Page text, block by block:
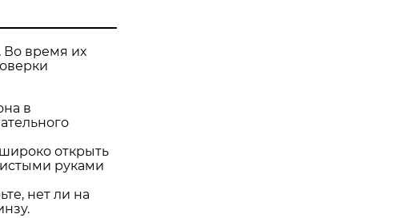
Во время их
в
открыть
руками
нет ли на